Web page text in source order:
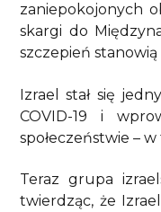
zaniepokojonych
skargi do
szczepień
Izrael stał się
COVID-19 i
społeczeństwie –
Teraz grupa
twierdząc, że